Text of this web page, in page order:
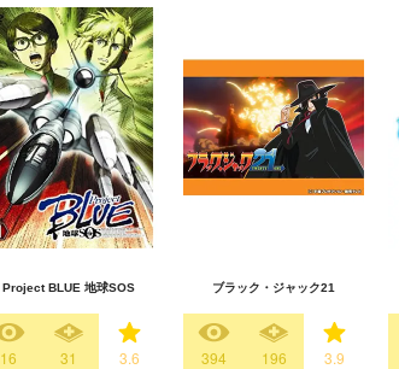
Project BLUE 地球SOS
16 31 3.6
ブラック・ジャック21
394 196 3.9